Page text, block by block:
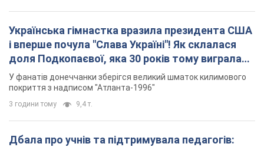
Українська гімнастка вразила президента США
і вперше почула "Слава Україні"! Як склалася
доля Подкопаєвої, яка 30 років тому виграла
"золото" Олімпіади
У фанатів донеччанки зберігся великий шматок килимового
покриття з надписом "Атланта-1996"
3 години тому 9,4 т.
Дбала про учнів та підтримувала педагогів: